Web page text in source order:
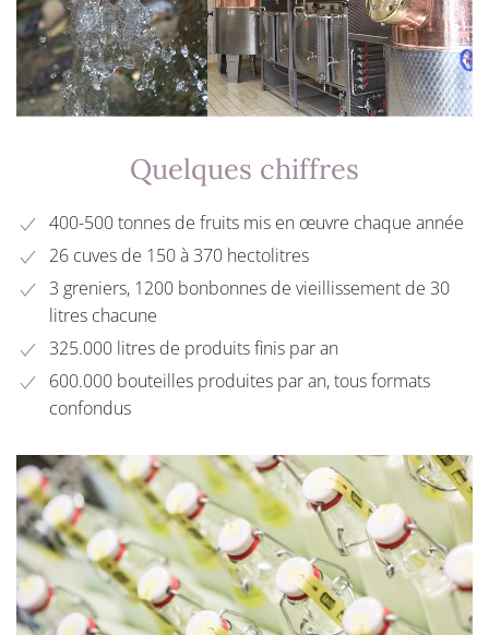
Quelques chiffres
400-500 tonnes de fruits mis en œuvre chaque année
26 cuves de 150 à 370 hectolitres
3 greniers, 1200 bonbonnes de vieillissement de 30
litres chacune
325.000 litres de produits finis par an
600.000 bouteilles produites par an, tous formats
confondus